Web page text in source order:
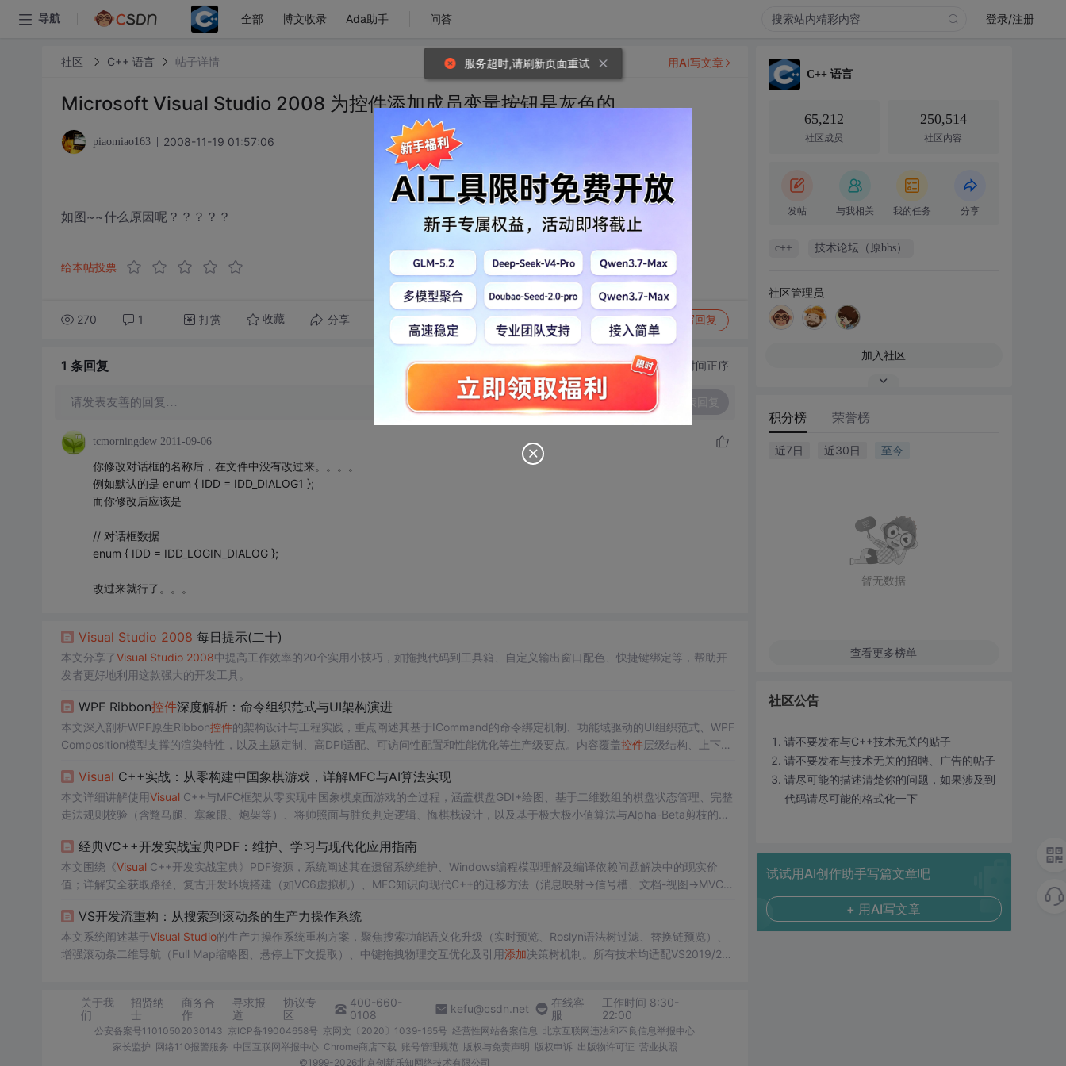
导航 全部 博文收录 Ada助手 问答 登录/注册
社区 C++ 语言 帖子详情
Microsoft Visual Studio 2008 为控件添加成员变量按钮是灰色的
piaomiao163 2008-11-19 01:57:06
如图~~什么原因呢？？？？？
给本帖投票
270 1 打赏 收藏 分享 转发到动态 举报 写回复
用AI写文章
1 条回复 切换为时间正序
请发表友善的回复…
tcmorningdew 2011-09-06
你修改对话框的名称后，在文件中没有改过来。。。。
例如默认的是 enum { IDD = IDD_DIALOG1 };
而你修改后应该是
// 对话框数据
enum { IDD = IDD_LOGIN_DIALOG };
改过来就行了。。。
Visual Studio 2008 每日提示(二十)
本文分享了Visual Studio 2008中提高工作效率的20个实用小技巧，如拖拽代码到工具箱、自定义输出窗口配色、快捷键绑定等，帮助开
发者更好地利用这款强大的开发工具。
WPF Ribbon控件深度解析：命令组织范式与UI架构演进
本文深入剖析WPF原生Ribbon控件的架构设计与工程实践，重点阐述其基于ICommand的命令绑定机制、功能域驱动的UI组织范式、WPF
Composition模型支撑的渲染特性，以及主题定制、高DPI适配、可访问性配置和性能优化等生产级要点。内容覆盖控件层级结构、上下文
性技术参考。
Visual C++实战：从零构建中国象棋游戏，详解MFC与AI算法实现
本文详细讲解使用VisualC++与MFC框架从零实现中国象棋桌面游戏的全过程，涵盖棋盘GDI+绘图、基于二维数组的棋盘状态管理、完整
走法规则校验（含蹩马腿、塞象眼、炮架等）、将帅照面与胜负判定逻辑、悔棋栈设计，以及基于极大极小值算法与Alpha-Beta剪枝的轻
经典VC++开发实战宝典PDF：维护、学习与现代化应用指南
本文围绕《VisualC++开发实战宝典》PDF资源，系统阐述其在遗留系统维护、Windows编程模型理解及编译依赖问题解决中的现实价
值；详解安全获取路径、复古开发环境搭建（如VC6虚拟机）、MFC知识向现代C++的迁移方法（消息映射→信号槽、文档-视图→MVC/
的应用与演进。
VS开发流重构：从搜索到滚动条的生产力操作系统
本文系统阐述基于Visual Studio的生产力操作系统重构方案，聚焦搜索功能语义化升级（实时预览、Roslyn语法树过滤、替换链预览）、
增强滚动条二维导航（Full Map缩略图、悬停上下文提取）、中键拖拽物理交互优化及引用添加决策树机制。所有技术均适配VS2019/202
关于我
们
招贤纳
士
商务合
作
寻求报
道
协议专
区
400-660-
0108
kefu@csdn.net
在线客
服
工作时间 8:30-
22:00
公安备案号11010502030143 京ICP备19004658号 京网文〔2020〕1039-165号 经营性网站备案信息 北京互联网违法和不良信息举报中心
家长监护 网络110报警服务 中国互联网举报中心 Chrome商店下载 账号管理规范 版权与免责声明 版权申诉 出版物许可证 营业执照
©1999-2026北京创新乐知网络技术有限公司
C++ 语言
65,212
社区成员
250,514
社区内容
发帖 与我相关 我的任务 分享
c++ 技术论坛（原bbs）
社区管理员
加入社区
积分榜 荣誉榜
近7日 近30日 至今
暂无数据
查看更多榜单
社区公告
请不要发布与C++技术无关的贴子
请不要发布与技术无关的招聘、广告的帖子
请尽可能的描述清楚你的问题，如果涉及到
代码请尽可能的格式化一下
试试用AI创作助手写篇文章吧
+ 用AI写文章
服务超时,请刷新页面重试